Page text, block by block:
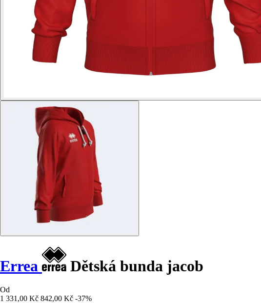
Errea Dětská bunda jacob
Od
1 331,00 Kč 842,00 Kč -37%